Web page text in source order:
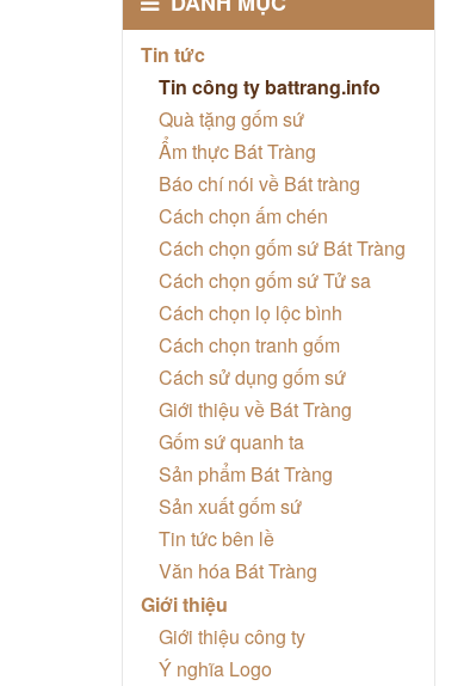
Tin tức
Tin công ty battrang.info
Quà tặng gốm sứ
Ẩm thực Bát Tràng
Báo chí nói về Bát tràng
Cách chọn ấm chén
Cách chọn gốm sứ Bát Tràng
Cách chọn gốm sứ Tử sa
Cách chọn lọ lộc bình
Cách chọn tranh gốm
Cách sử dụng gốm sứ
Giới thiệu về Bát Tràng
Gốm sứ quanh ta
Sản phẩm Bát Tràng
Sản xuất gốm sứ
Tin tức bên lề
Văn hóa Bát Tràng
Giới thiệu
Giới thiệu công ty
Ý nghĩa Logo